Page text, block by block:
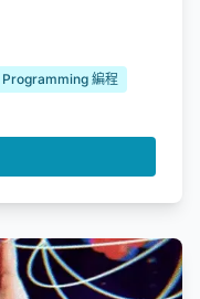
Programming 編程